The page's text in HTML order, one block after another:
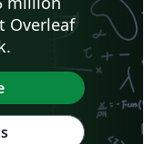
Overleaf